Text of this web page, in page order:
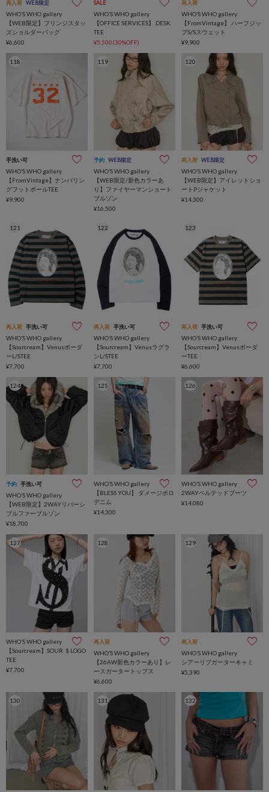
再入荷 WEB限定
WHO’S WHO gallery
【WEB限定】フリンジスタッ
ズショルダーバッグ
¥6,600
SALE
WHO’S WHO gallery
【OFFICE SERVICES】 DESK
TEE
¥5,500(30%OFF)
再入荷
WHO’S WHO gallery
【FromVintage】 ハーフジッ
プS/Sスウェット
¥9,900
118
手洗い可
WHO’S WHO gallery
【FromVintage】ナンバリン
グフットボールTEE
¥9,900
119
予約 WEB限定
WHO’S WHO gallery
【WEB限定/新色カラーあ
り】ファイヤーマンショート
ブルゾン
¥16,500
120
再入荷 WEB限定
WHO’S WHO gallery
【WEB限定】アイレットショ
ートPジャケット
¥14,300
121
再入荷 手洗い可
WHO’S WHO gallery
【Sourcream】Venusボーダ
ーL/STEE
¥7,700
122
再入荷 手洗い可
WHO’S WHO gallery
【Sourcream】Venusラグラ
ンL/STEE
¥7,700
123
再入荷 手洗い可
WHO’S WHO gallery
【Sourcream】Venusボーダ
ーTEE
¥6,600
124
予約 手洗い可
WHO’S WHO gallery
【WEB限定】2WAYリバーシ
ブルファーブルゾン
¥18,700
125
WHO’S WHO gallery
【BLESS YOU】 ダメージボロ
デニム
¥14,300
126
WHO’S WHO gallery
2WAYベルテッドブーツ
¥14,080
127
WHO’S WHO gallery
【Sourcream】SOUR ＄LOGO
TEE
¥7,700
128
再入荷
WHO’S WHO gallery
【26AW新色カラーあり】レ
ースガータートップス
¥6,600
129
再入荷
WHO’S WHO gallery
シアーリブガーターキャミ
¥5,390
130 131 132